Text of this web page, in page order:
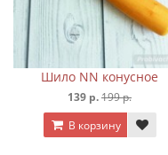
Шило NN конусное
139 р.199 р.
В корзину